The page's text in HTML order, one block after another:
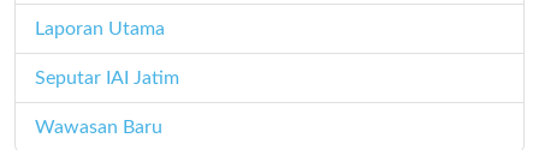
Laporan Utama
Seputar IAI Jatim
Wawasan Baru